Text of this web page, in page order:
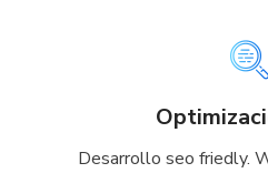
Desarrollo seo friedly.